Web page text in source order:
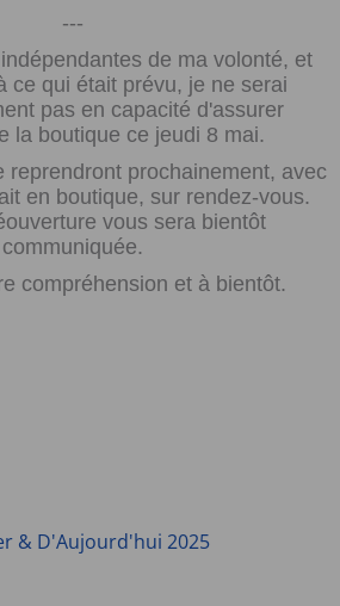
---
de ma volonté, et
ce qui était prévu, je ne serai
pas en capacité d'assurer
la boutique ce jeudi 8 mai.
reprendront prochainement, avec
en boutique, sur rendez-vous.
vous sera bientôt
communiquée.
compréhension et à bientôt.
& D'Aujourd'hui 2025